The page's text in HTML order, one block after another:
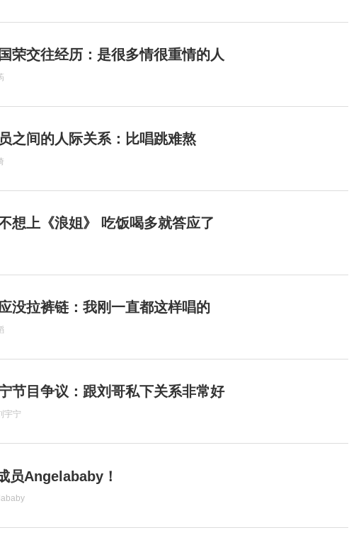
荣交往经历：是很多情很重情的人
之间的人际关系：比唱跳难熬
想上《浪姐》 吃饭喝多就答应了
没拉裤链：我刚一直都这样唱的
节目争议：跟刘哥私下关系非常好
宇宁
员Angelababy！